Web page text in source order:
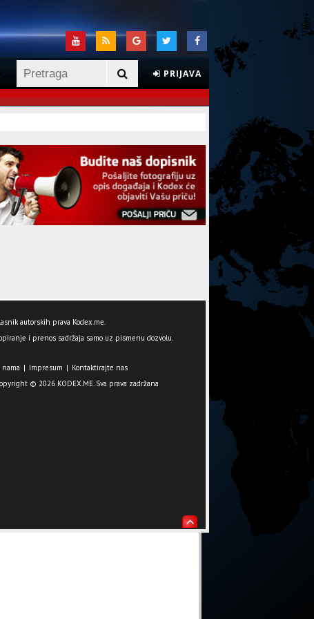
PRIJAVA
autorskih prava Kodex.me.
i prenos sadržaja samo uz pismenu dozvolu.
nama | Impresum | Kontaktirajte nas
© 2026 KODEX.ME. Sva prava zadržana